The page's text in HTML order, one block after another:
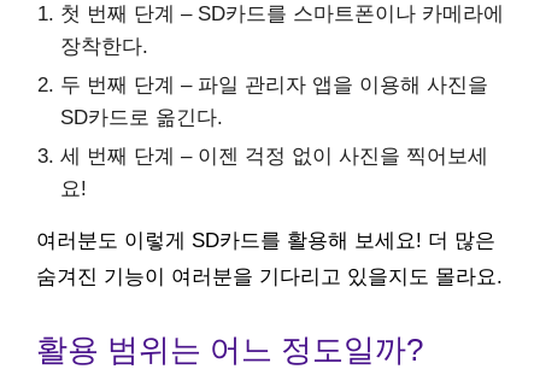
첫 번째 단계 – SD카드를 스마트폰이나 카메라에
장착한다.
두 번째 단계 – 파일 관리자 앱을 이용해 사진을
SD카드로 옮긴다.
세 번째 단계 – 이젠 걱정 없이 사진을 찍어보세
요!
여러분도 이렇게 SD카드를 활용해 보세요! 더 많은
숨겨진 기능이 여러분을 기다리고 있을지도 몰라요.
활용 범위는 어느 정도일까?